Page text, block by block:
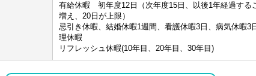
有給休暇 初年度12日（次年度15日、以後1年経過する
増え、20日が上限）
忌引き休暇、結婚休暇1週間、看護休暇3日、病気休暇3
理休暇
リフレッシュ休暇(10年目、20年目、30年目)